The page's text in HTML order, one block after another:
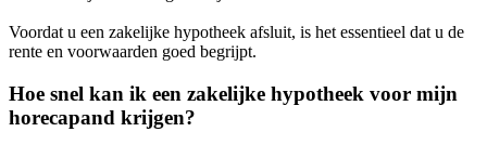
Voordat u een zakelijke hypotheek afsluit, is het essentieel dat u de
rente en voorwaarden goed begrijpt.
Hoe snel kan ik een zakelijke hypotheek voor mijn
horecapand krijgen?